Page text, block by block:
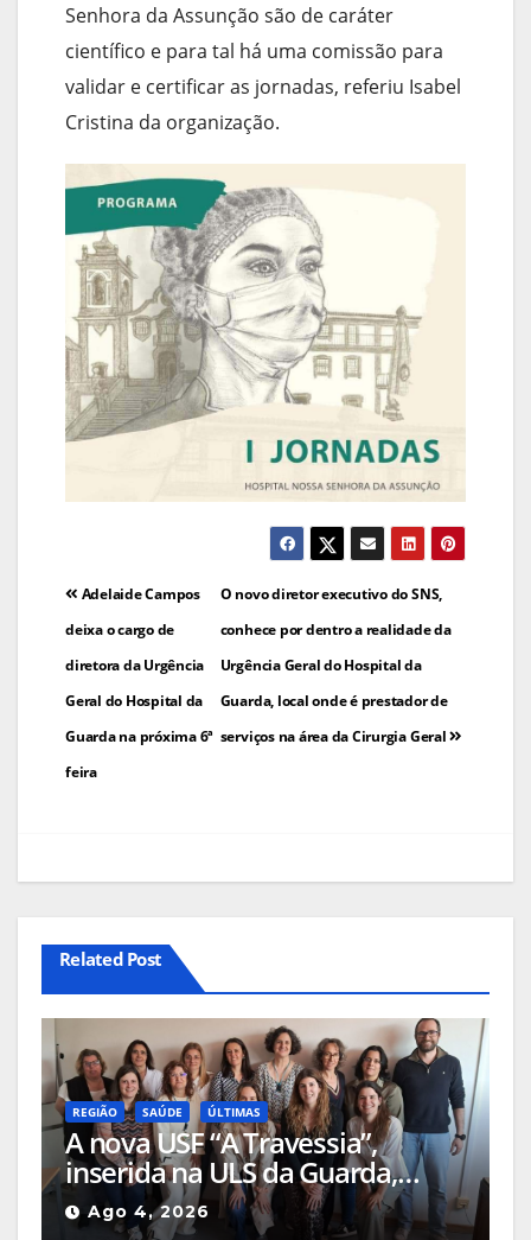
Senhora da Assunção são de caráter
científico e para tal há uma comissão para
validar e certificar as jornadas, referiu Isabel
Cristina da organização.
Navegação
de
artigos
O novo diretor executivo do SNS,
conhece por dentro a realidade da
Urgência Geral do Hospital da
Guarda, local onde é prestador de
serviços na área da Cirurgia Geral
Adelaide Campos
deixa o cargo de
diretora da Urgência
Geral do Hospital da
Guarda na próxima 6ª
feira
Related Post
REGIÃO SAÚDE ÚLTIMAS
A nova USF “A Travessia”,
inserida na ULS da Guarda,
passa a garantir cobertura total
de cuidados de saúde em
Ago 4, 2026